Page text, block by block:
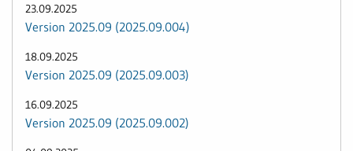
23.09.2025
Version 2025.09 (2025.09.004)
18.09.2025
Version 2025.09 (2025.09.003)
16.09.2025
Version 2025.09 (2025.09.002)